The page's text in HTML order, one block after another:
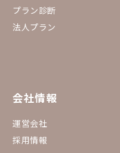
プラン診断
法人プラン
会社情報
運営会社
採用情報